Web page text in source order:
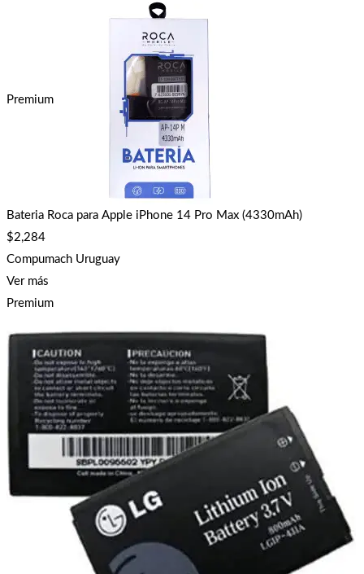
Premium
Bateria Roca para Apple iPhone 14 Pro Max (4330mAh)
$2,284
Compumach Uruguay
Ver más
Premium